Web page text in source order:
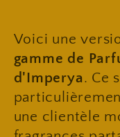
l
e
c
Voici une
gamme de
d'Imperya. Ce
une clientèle